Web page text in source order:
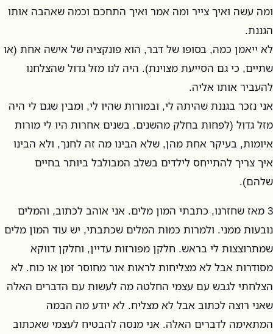
ומה עשה ואיך צייר ומה אמר ואיך התחכם וכמה שאהבה אותו
הגננת.
לא ייאמן כמה, בסופו של דבר, הוא פונקציה של אישה אחת (או
שתיים, כי גם הסייעת מצוינת). היה לנו מזל גדול שהצלחנו
להעביר אותו אליה.
אני נזכר בגננת שהיתה לי, ובמורות שהיו לי, ומבין שגם לי היה
מזל גדול (לפחות בחלק מהשנים. בשנים אחרות היו לי מורות
איומות, בעיקר אחת מהן, שלא הבינו מה זה לחנך, ולא הבינו
איך צריך להתייחס לילדים בשלב המבולבל ביותר בחיים
שלהם).
3 מאז שחזרנו, כתבתי המון מלים. אני אוהב לכתוב, והמלים
נובעות ממני. ולמרות כמות המלים שכתבתי, יש עוד המון מלים
שמתרוצצות לי בראש. חלקן מפורזות עדיין, וחלקן דווקא
מסודרות אבל לא מצליחות לראות אור מחוסר זמן או כוח. לא
הצלחתי לגבש עם עצמי החלטה מה לעשות עם הדברים האלה
שאני רוצה לכתוב אבל לא מצליח. לא יודע מה הבמה
המתאימה לדברים האלה. אני מנסה להבטיח לעצמי שאכתוב